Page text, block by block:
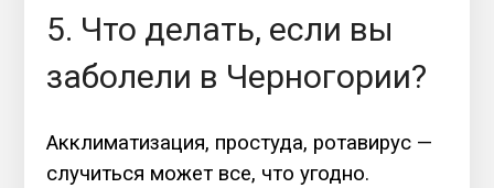
5. Что делать, если вы
заболели в Черногории?
Акклиматизация, простуда, ротавирус —
случиться может все, что угодно.